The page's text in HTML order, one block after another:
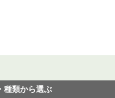
種類から選ぶ